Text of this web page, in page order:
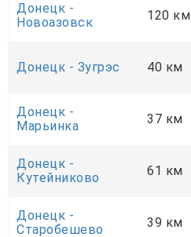
Донецк -
Новоазовск
120 км
Донецк - Зугрэс 40 км
Донецк -
Марьинка
37 км
Донецк -
Кутейниково
61 км
Донецк -
Старобешево
39 км